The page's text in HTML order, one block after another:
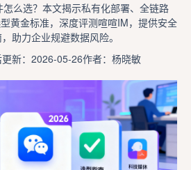
么选？本文揭示私有化部署、全链路
黄金标准，深度评测喧喧IM，提供安全
助力企业规避数据风险。
新：2026-05-26作者：杨晓敏